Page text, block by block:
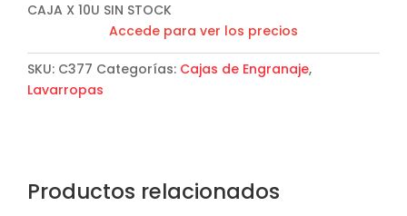
CAJA X 10U SIN STOCK
Accede para ver los precios
SKU: C377 Categorías: Cajas de Engranaje,
Lavarropas
Productos relacionados